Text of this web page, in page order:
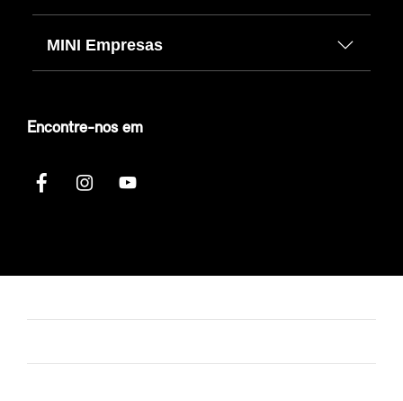
MINI Empresas
Encontre-nos em